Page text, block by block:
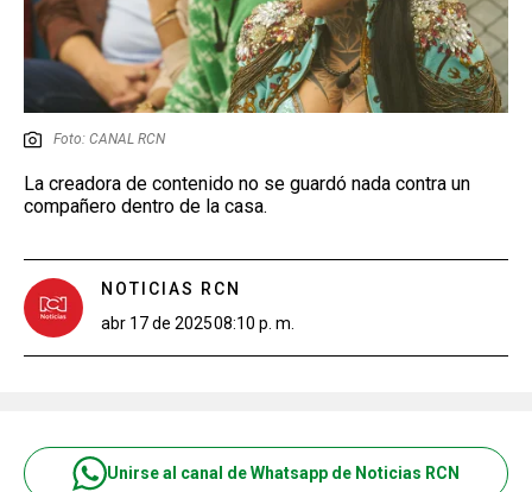
Foto: CANAL RCN
La creadora de contenido no se guardó nada contra un
compañero dentro de la casa.
NOTICIAS RCN
abr 17 de 202508:10 p. m.
Unirse al canal de Whatsapp de Noticias RCN